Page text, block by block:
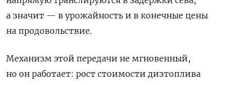
а значит — в урожайность и в конечные цены
на продовольствие.
Механизм этой передачи не мгновенный,
но он работает: рост стоимости дизтоплива